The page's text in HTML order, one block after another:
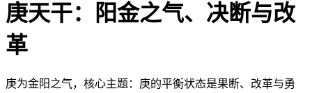
庚天干：阳金之气、决断与改
革
庚为金阳之气，核心主题：庚的平衡状态是果断、改革与勇